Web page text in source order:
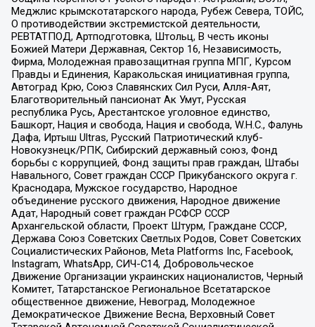
Меджлис крымскотатарского народа, Рубеж Севера, ТОЙС,
О противодействии экстремистской деятельности,
РЕВТАТПОД, Артподготовка, Штольц, В честь иконы
Божией Матери Державная, Сектор 16, Независимость,
Фирма, Молодежная правозащитная группа МПГ, Курсом
Правды и Единения, Каракольская инициативная группа,
Автоград Крю, Союз Славянских Сил Руси, Алля-Аят,
Благотворительный пансионат Ак Умут, Русская
республика Русь, Арестантское уголовное единство,
Башкорт, Нация и свобода, Нация и свобода, W.H.С., Фалунь
Дафа, Иртыш Ultras, Русский Патриотический клуб-
Новокузнецк/РПК, Сибирский державный союз, Фонд
борьбы с коррупцией, Фонд защиты прав граждан, Штабы
Навального, Совет граждан СССР Прикубанского округа г.
Краснодара, Мужское государство, Народное
объединение русского движения, Народное движение
Адат, Народный совет граждан РСФСР СССР
Архангельской области, Проект Штурм, Граждане СССР,
Держава Союз Советских Светлых Родов, Совет Советских
Социалистических Районов, Meta Platforms Inc, Facebook,
Instagram, WhatsApp, СИЧ-С14, Добровольческое
Движение Организации украинских националистов, Черный
Комитет, Татарстанское Региональное Всетатарское
общественное движение, Невоград, Молодежное
Демократическое Движение Весна, Верховный Совет